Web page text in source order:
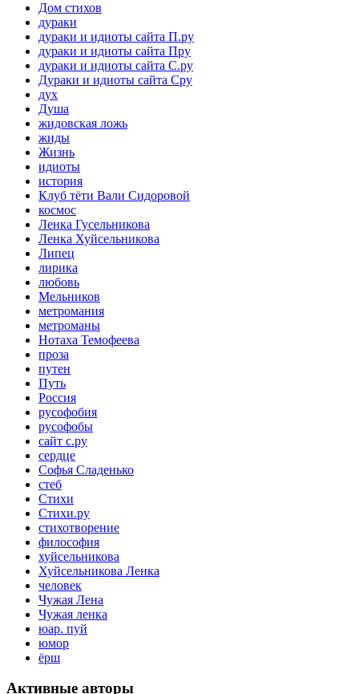
Дом стихов
дураки
дураки и идиоты сайта П.ру
дураки и идиоты сайта Пру
дураки и идиоты сайта С.ру
Дураки и идиоты сайта Сру
дух
Душа
жидовская ложь
жиды
Жизнь
идиоты
история
Клуб тёти Вали Сидоровой
космос
Ленка Гусельникова
Ленка Хуйсельникова
Липец
лирика
любовь
Мельников
метромания
метроманы
Нотаха Темофеева
проза
путен
Путь
Россия
русофобия
русофобы
сайт с.ру
сердце
Софья Сладенько
стеб
Стихи
Стихи.ру
стихотворение
философия
хуйсельникова
Хуйсельникова Ленка
человек
Чужая Лена
Чужая ленка
юар. пуй
юмор
ёрш
Активные авторы